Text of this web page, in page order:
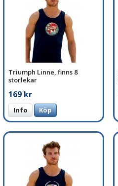
Triumph Linne, finns 8
storlekar
169 kr
Info Köp